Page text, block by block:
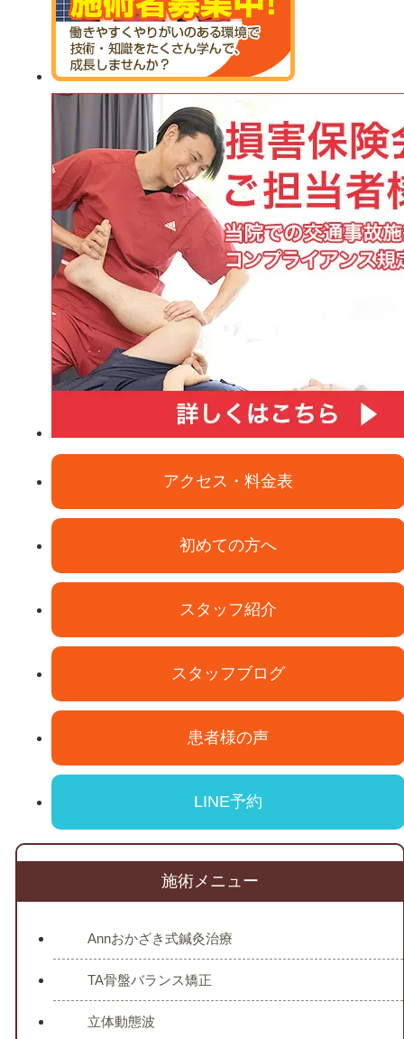
アクセス・料金表
初めての方へ
スタッフ紹介
スタッフブログ
患者様の声
LINE予約
施術メニュー
Annおかざき式鍼灸治療
TA骨盤バランス矯正
立体動態波